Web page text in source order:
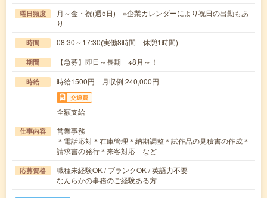
曜日頻度
月～金・祝(週5日) ※企業カレンダーにより祝日の出勤もあ
り
時間 08:30～17:30(実働8時間 休憩1時間)
期間 【急募】即日～長期 ※8月～！
時給 時給1500円 月収例 240,000円
交通費
全額支給
仕事内容
営業事務
＊電話応対＊在庫管理＊納期調整＊試作品の見積書の作成＊
請求書の発行＊来客対応 など
応募資格
職種未経験OK / ブランクOK / 英語力不要
なんらかの事務のご経験ある方